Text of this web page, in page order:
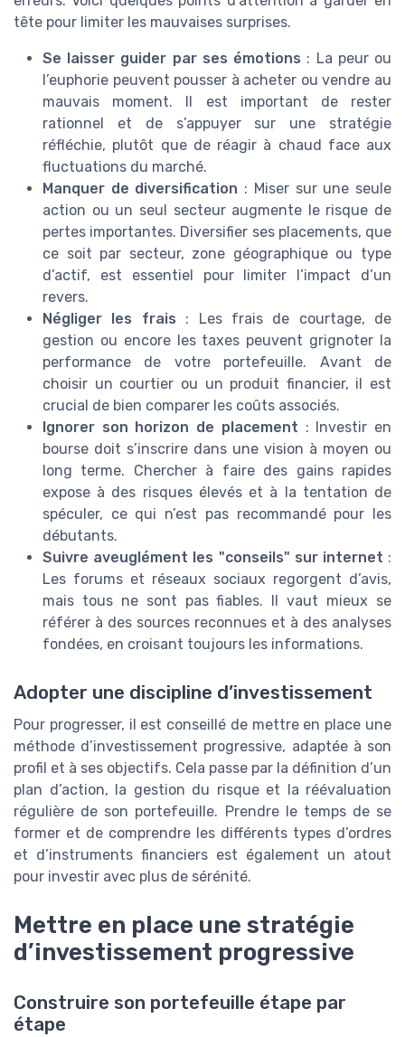
tête pour limiter les mauvaises surprises.
Se laisser guider par ses émotions : La peur ou
l’euphorie peuvent pousser à acheter ou vendre au
mauvais moment. Il est important de rester
rationnel et de s’appuyer sur une stratégie
réfléchie, plutôt que de réagir à chaud face aux
fluctuations du marché.
Manquer de diversification : Miser sur une seule
action ou un seul secteur augmente le risque de
pertes importantes. Diversifier ses placements, que
ce soit par secteur, zone géographique ou type
d’actif, est essentiel pour limiter l’impact d’un
revers.
Négliger les frais : Les frais de courtage, de
gestion ou encore les taxes peuvent grignoter la
performance de votre portefeuille. Avant de
choisir un courtier ou un produit financier, il est
crucial de bien comparer les coûts associés.
Ignorer son horizon de placement : Investir en
bourse doit s’inscrire dans une vision à moyen ou
long terme. Chercher à faire des gains rapides
expose à des risques élevés et à la tentation de
spéculer, ce qui n’est pas recommandé pour les
débutants.
Suivre aveuglément les "conseils" sur internet :
Les forums et réseaux sociaux regorgent d’avis,
mais tous ne sont pas fiables. Il vaut mieux se
référer à des sources reconnues et à des analyses
fondées, en croisant toujours les informations.
Adopter une discipline d’investissement
Pour progresser, il est conseillé de mettre en place une
méthode d’investissement progressive, adaptée à son
profil et à ses objectifs. Cela passe par la définition d’un
plan d’action, la gestion du risque et la réévaluation
régulière de son portefeuille. Prendre le temps de se
former et de comprendre les différents types d’ordres
et d’instruments financiers est également un atout
pour investir avec plus de sérénité.
Mettre en place une stratégie
d’investissement progressive
Construire son portefeuille étape par
étape